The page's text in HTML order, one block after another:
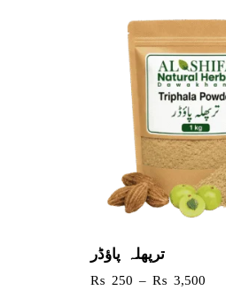
ترپھلہ پاؤڈر
₨ 250 – ₨ 3,500